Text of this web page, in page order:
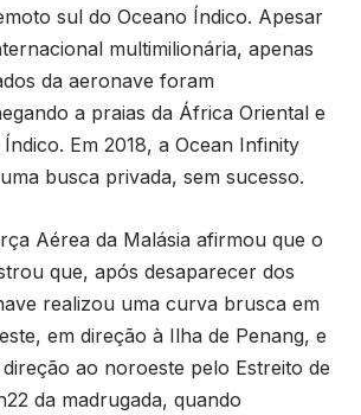
sul do Oceano Índico. Apesar
multimilionária, apenas
da aeronave foram
a praias da África Oriental e
Em 2018, a Ocean Infinity
busca privada, sem sucesso.